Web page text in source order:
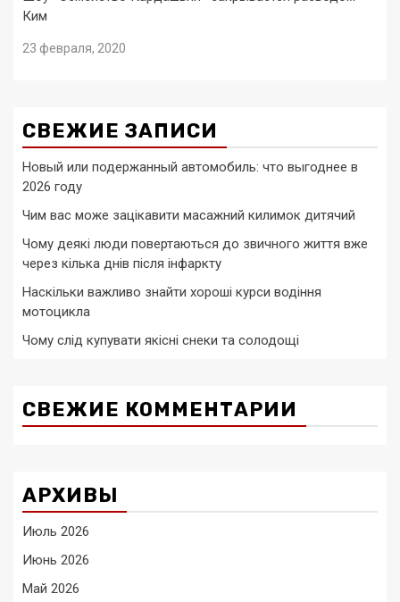
Ким
23 февраля, 2020
СВЕЖИЕ ЗАПИСИ
Новый или подержанный автомобиль: что выгоднее в
2026 году
Чим вас може зацікавити масажний килимок дитячий
Чому деякі люди повертаються до звичного життя вже
через кілька днів після інфаркту
Наскільки важливо знайти хороші курси водіння
мотоцикла
Чому слід купувати якісні снеки та солодощі
СВЕЖИЕ КОММЕНТАРИИ
АРХИВЫ
Июль 2026
Июнь 2026
Май 2026